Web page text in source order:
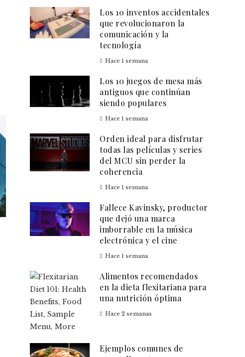
Los 10 inventos accidentales
que revolucionaron la
comunicación y la
tecnología
Hace 1 semana
Los 10 juegos de mesa más
antiguos que continúan
siendo populares
Hace 1 semana
Orden ideal para disfrutar
todas las películas y series
del MCU sin perder la
coherencia
Hace 1 semana
Fallece Kavinsky, productor
que dejó una marca
imborrable en la música
electrónica y el cine
Hace 1 semana
Alimentos recomendados
en la dieta flexitariana para
una nutrición óptima
Hace 2 semanas
Ejemplos comunes de